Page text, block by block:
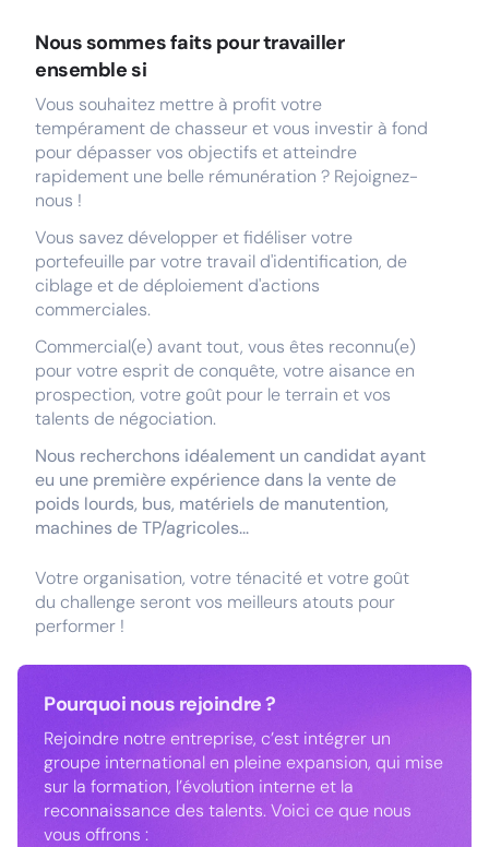
Nous sommes faits pour travailler
ensemble si
Vous souhaitez mettre à profit votre
tempérament de chasseur et vous investir à fond
pour dépasser vos objectifs et atteindre
rapidement une belle rémunération ? Rejoignez-
nous !
Vous savez développer et fidéliser votre
portefeuille par votre travail d'identification, de
ciblage et de déploiement d'actions
commerciales.
Commercial(e) avant tout, vous êtes reconnu(e)
pour votre esprit de conquête, votre aisance en
prospection, votre goût pour le terrain et vos
talents de négociation.
Nous recherchons idéalement un candidat ayant
eu une première expérience dans la vente de
poids lourds, bus, matériels de manutention,
machines de TP/agricoles...
Votre organisation, votre ténacité et votre goût
du challenge seront vos meilleurs atouts pour
performer !
Pourquoi nous rejoindre ?
Rejoindre notre entreprise, c’est intégrer un
groupe international en pleine expansion, qui mise
sur la formation, l’évolution interne et la
reconnaissance des talents. Voici ce que nous
vous offrons :